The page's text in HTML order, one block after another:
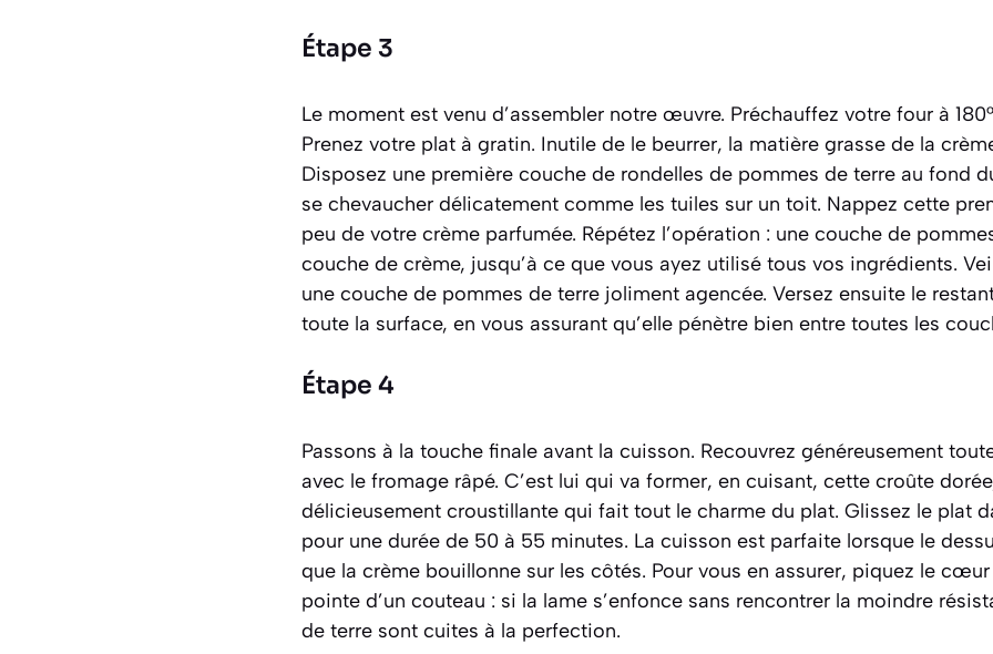
Étape 3
Le moment est venu d’assembler notre œuvre. Préchauffez votre four à
Prenez votre plat à gratin. Inutile de le beurrer, la matière grasse de la
Disposez une première couche de rondelles de pommes de terre au fond
se chevaucher délicatement comme les tuiles sur un toit. Nappez cette
peu de votre crème parfumée. Répétez l’opération : une couche de
couche de crème, jusqu’à ce que vous ayez utilisé tous vos ingrédients.
une couche de pommes de terre joliment agencée. Versez ensuite le
toute la surface, en vous assurant qu’elle pénètre bien entre toutes les
Étape 4
Passons à la touche finale avant la cuisson. Recouvrez généreusement
avec le fromage râpé. C’est lui qui va former, en cuisant, cette croûte
délicieusement croustillante qui fait tout le charme du plat. Glissez le plat
pour une durée de 50 à 55 minutes. La cuisson est parfaite lorsque le
que la crème bouillonne sur les côtés. Pour vous en assurer, piquez le
pointe d’un couteau : si la lame s’enfonce sans rencontrer la moindre
de terre sont cuites à la perfection.